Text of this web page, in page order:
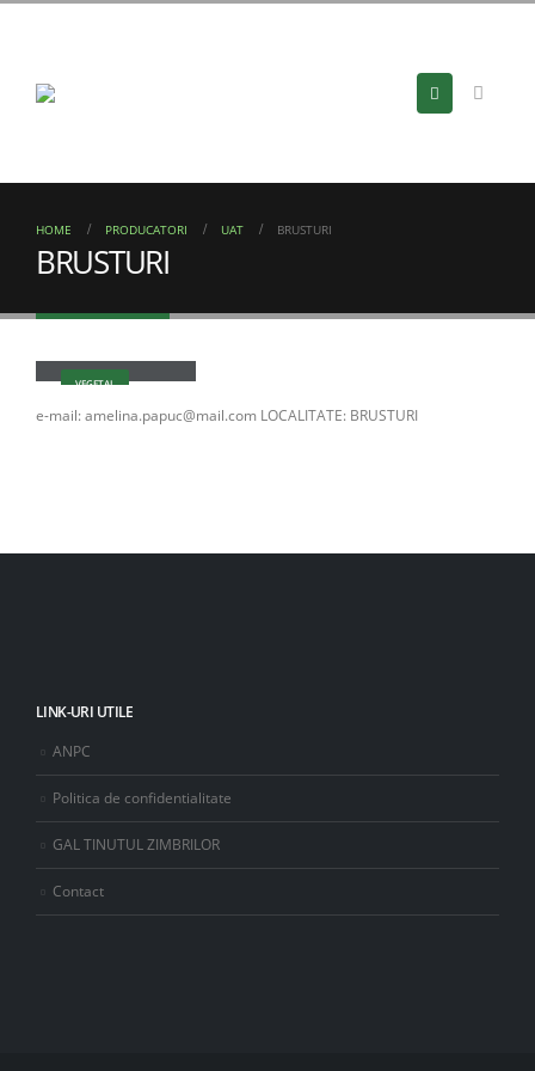
HOME PRODUCATORI UAT BRUSTURI
BRUSTURI
VEGETAL
e-mail: amelina.papuc@mail.com LOCALITATE: BRUSTURI
LINK-URI UTILE
ANPC
Politica de confidentialitate
GAL TINUTUL ZIMBRILOR
Contact